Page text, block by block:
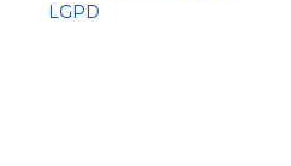
LGPD